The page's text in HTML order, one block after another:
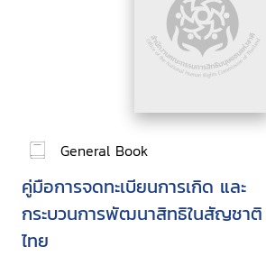
General Book
คู่มือการจดทะเบียนการเกิด และ
กระบวนการพัฒนาสิทธิในสัญชาติ
ไทย